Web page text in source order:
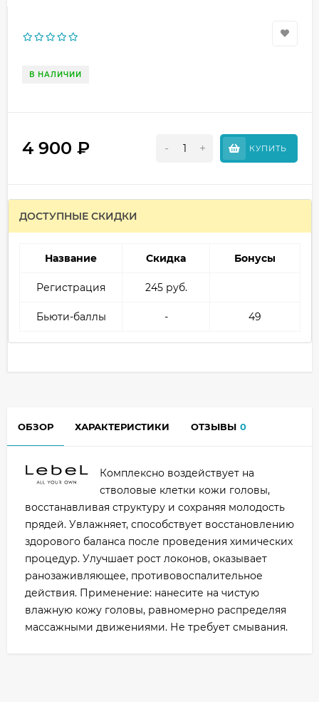
В НАЛИЧИИ
4 900 ₽ - + КУПИТЬ
ДОСТУПНЫЕ СКИДКИ
Название Скидка Бонусы
Регистрация 245 руб.
Бьюти-баллы - 49
ОБЗОР ХАРАКТЕРИСТИКИ ОТЗЫВЫ 0
Комплексно воздействует на
стволовые клетки кожи головы,
восстанавливая структуру и сохраняя молодость
прядей. Увлажняет, способствует восстановлению
здорового баланса после проведения химических
процедур. Улучшает рост локонов, оказывает
ранозаживляющее, противовоспалительное
действия. Применение: нанесите на чистую
влажную кожу головы, равномерно распределяя
массажными движениями. Не требует смывания.